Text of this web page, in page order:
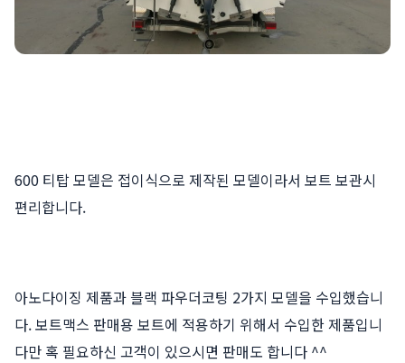
600 티탑 모델은 접이식으로 제작된 모델이라서 보트 보관시
편리합니다.
아노다이징 제품과 블랙 파우더코팅 2가지 모델을 수입했습니
다. 보트맥스 판매용 보트에 적용하기 위해서 수입한 제품입니
다만 혹 필요하신 고객이 있으시면 판매도 합니다 ^^